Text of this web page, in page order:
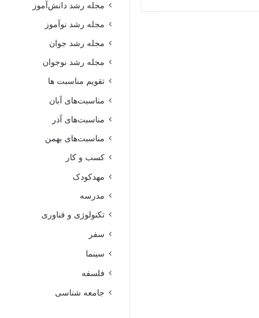
مجله رشد دانش‌آموز
مجله رشد نوآموز
مجله رشد جوان
مجله رشد نوجوان
تقویم مناسبت ها
مناسبت‌های آبان
مناسبت‌های آذر
مناسبت‌های بهمن
کسب و کار
مهدکودک
مدرسه
تکنولوژی و فناوری
سفر
سینما
فلسفه
جامعه شناسی